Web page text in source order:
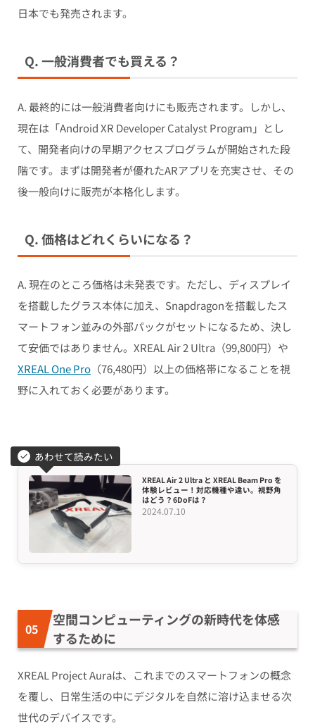
日本でも発売されます。
Q. 一般消費者でも買える？
A. 最終的には一般消費者向けにも販売されます。しかし、
現在は「Android XR Developer Catalyst Program」とし
て、開発者向けの早期アクセスプログラムが開始された段
階です。まずは開発者が優れたARアプリを充実させ、その
後一般向けに販売が本格化します。
Q. 価格はどれくらいになる？
A. 現在のところ価格は未発表です。ただし、ディスプレイ
を搭載したグラス本体に加え、Snapdragonを搭載したス
マートフォン並みの外部パックがセットになるため、決し
て安価ではありません。XREAL Air 2 Ultra（99,800円）や
XREAL One Pro（76,480円）以上の価格帯になることを視
野に入れておく必要があります。
あわせて読みたい
XREAL Air 2 Ultra と XREAL Beam Pro を
体験レビュー！対応機種や違い。視野角
はどう？6DoFは？
2024.07.10
空間コンピューティングの新時代を体感
するために
XREAL Project Auraは、これまでのスマートフォンの概念
を覆し、日常生活の中にデジタルを自然に溶け込ませる次
世代のデバイスです。